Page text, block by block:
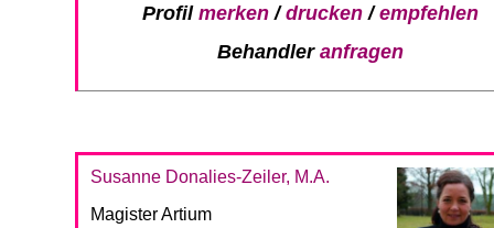
Profil merken/drucken/empfehlen
Behandler anfragen
Susanne Donalies-Zeiler, M.A.
Magister Artium